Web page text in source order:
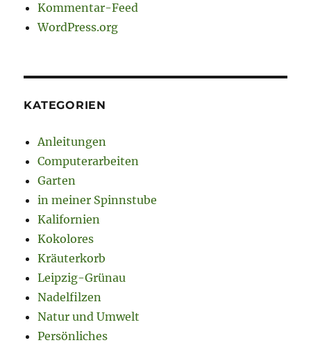
Kommentar-Feed
WordPress.org
KATEGORIEN
Anleitungen
Computerarbeiten
Garten
in meiner Spinnstube
Kalifornien
Kokolores
Kräuterkorb
Leipzig-Grünau
Nadelfilzen
Natur und Umwelt
Persönliches